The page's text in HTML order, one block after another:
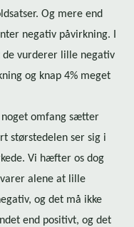
Og mere end
negativ påvirkning. I
de vurderer lille negativ
og knap 4% meget
noget omfang sætter
størstedelen ser sig i
Vi hæfter os dog
alene at lille
og det må ikke
end positivt, og det